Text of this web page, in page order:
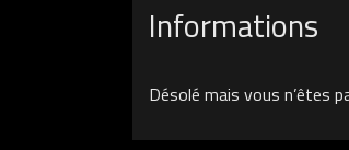
Informations
Désolé mais vous n’êtes